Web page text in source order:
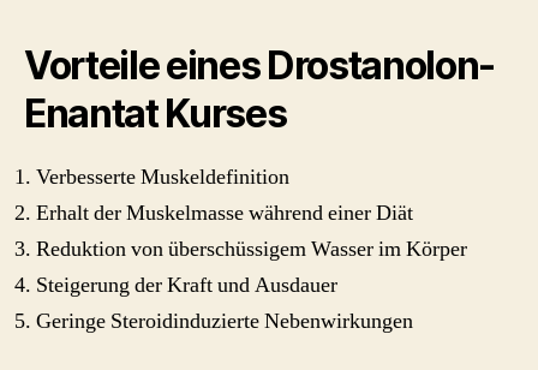
Vorteile eines Drostanolon-
Enantat Kurses
Verbesserte Muskeldefinition
Erhalt der Muskelmasse während einer Diät
Reduktion von überschüssigem Wasser im Körper
Steigerung der Kraft und Ausdauer
Geringe Steroidinduzierte Nebenwirkungen